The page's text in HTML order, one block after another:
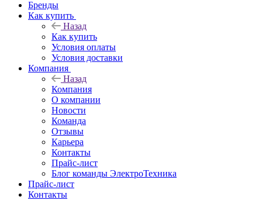
Бренды
Как купить
Назад
Как купить
Условия оплаты
Условия доставки
Компания
Назад
Компания
О компании
Новости
Команда
Отзывы
Карьера
Контакты
Прайс-лист
Блог команды ЭлектроТехника
Прайс-лист
Контакты